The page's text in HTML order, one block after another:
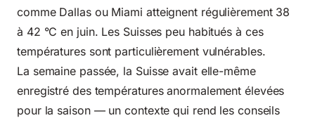
comme Dallas ou Miami atteignent régulièrement 38
à 42 °C en juin. Les Suisses peu habitués à ces
températures sont particulièrement vulnérables.
La semaine passée, la Suisse avait elle-même
enregistré des températures anormalement élevées
pour la saison — un contexte qui rend les conseils